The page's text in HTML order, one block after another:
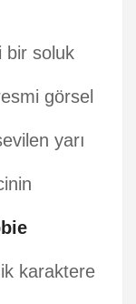
bir soluk
görsel
yarı
karaktere